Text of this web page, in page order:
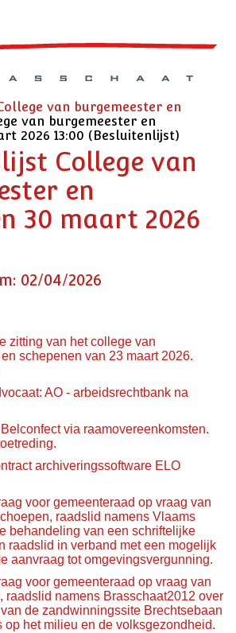
van burgemeester en
van burgemeester en
2026 13:00 (Besluitenlijst)
College van
en
30 maart 2026
02/04/2026
zitting van het college van
schepenen van 23 maart 2026.
AO - arbeidsrechtbank na
via raamovereenkomsten.
archiveringssoftware ELO
voor gemeenteraad op vraag van
raadslid namens Vlaams
behandeling van een schriftelijke
raadslid in verband met een mogelijk
aanvraag tot omgevingsvergunning.
voor gemeenteraad op vraag van
raadslid namens Brasschaat2012 over
de zandwinningssite Brechtsebaan
op het milieu en de volksgezondheid.